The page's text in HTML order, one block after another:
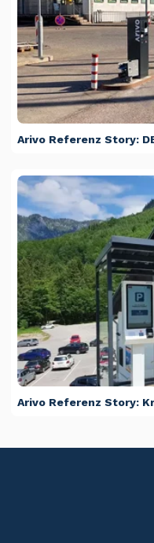
Arivo Referenz Story:
Arivo Referenz Story: